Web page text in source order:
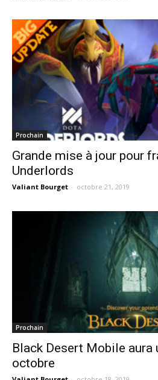
Prochain
Grande mise à jour pour
Underlords
Valiant Bourget - octobre 21, 2019
Prochain
Black Desert Mobile aura
octobre